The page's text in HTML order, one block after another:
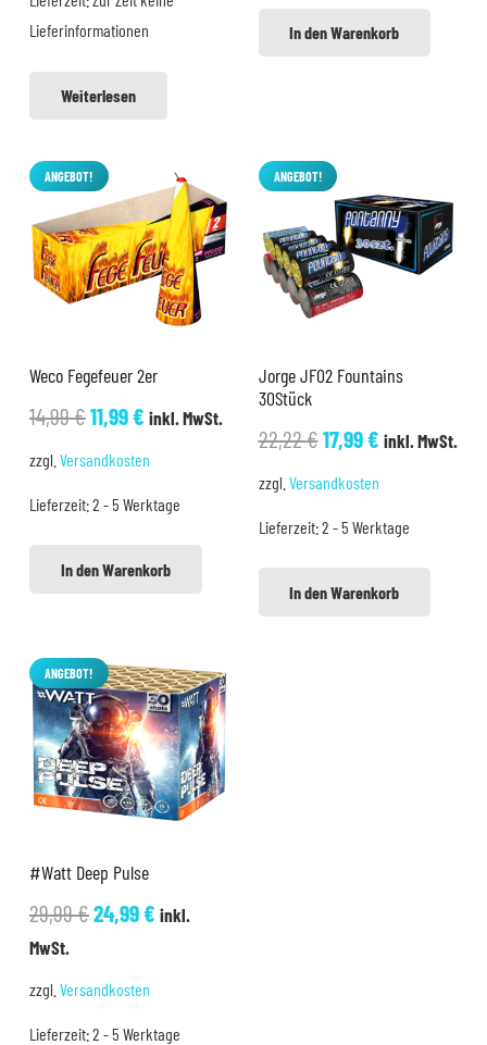
Lieferinformationen
Weiterlesen
In den Warenkorb
ANGEBOT!
Weco Fegefeuer 2er
14,99€Ursprünglicher
14,99 €
11,99€Aktueller
11,99 €.
inkl. MwSt.
zzgl. Versandkosten
Lieferzeit:2 - 5 Werktage
In den Warenkorb
ANGEBOT!
Jorge JF02 Fountains
30Stück
22,22€Ursprünglicher
22,22 €
17,99€Aktueller
17,99 €.
inkl. MwSt.
zzgl. Versandkosten
Lieferzeit:2 - 5 Werktage
In den Warenkorb
ANGEBOT!
#Watt Deep Pulse
29,99€Ursprünglicher
24,99€Aktueller
inkl.
MwSt.
zzgl. Versandkosten
Lieferzeit:2 - 5 Werktage